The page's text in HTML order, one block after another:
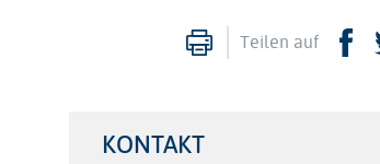
Drucken
Teilen auf
KONTAKT